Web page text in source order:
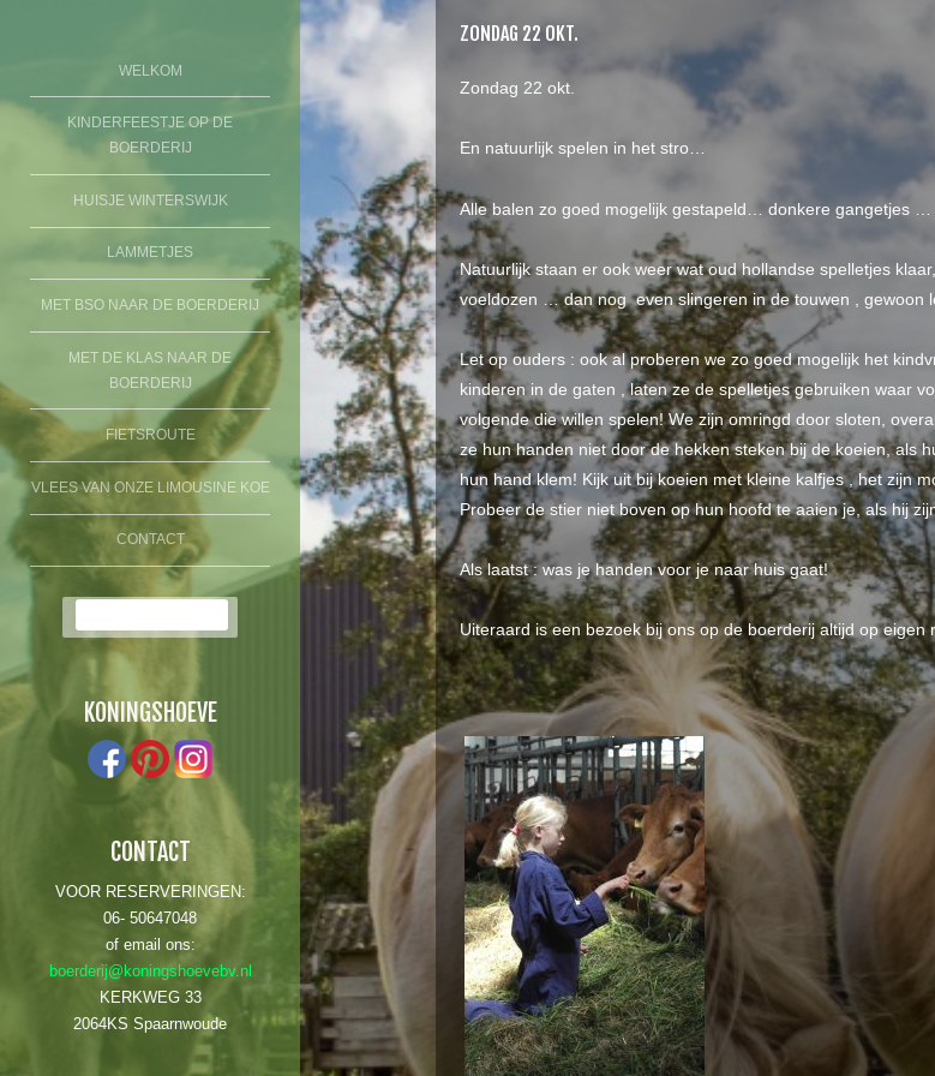
BOERDERIJ
KONINGSHOEVE
Menu
SKIP TO CONTENT
WELKOM
KINDERFEESTJE OP DE
BOERDERIJ
HUISJE WINTERSWIJK
LAMMETJES
MET BSO NAAR DE BOERDERIJ
MET DE KLAS NAAR DE
BOERDERIJ
FIETSROUTE
VLEES VAN ONZE LIMOUSINE KOE
CONTACT
KONINGSHOEVE
CONTACT
VOOR RESERVERINGEN:
06- 50647048
of email ons:
boerderij@koningshoevebv.nl
KERKWEG 33
2064KS Spaarnwoude
ZONDAG 22 OKT.
Zondag 22 okt.
En natuurlijk spelen in het stro…
Alle balen zo goed mogelijk gestapeld… donkere gangetjes …
Natuurlijk staan er ook weer wat oud hollandse spelletjes
voeldozen … dan nog even slingeren in de touwen , gewoon
Let op ouders : ook al proberen we zo goed mogelijk het
kinderen in de gaten , laten ze de spelletjes gebruiken waar
volgende die willen spelen! We zijn omringd door sloten,
ze hun handen niet door de hekken steken bij de koeien, als
hun hand klem! Kijk uit bij koeien met kleine kalfjes , het zijn
Probeer de stier niet boven op hun hoofd te aaien je, als hij
Als laatst : was je handen voor je naar huis gaat!
Uiteraard is een bezoek bij ons op de boerderij altijd op eigen